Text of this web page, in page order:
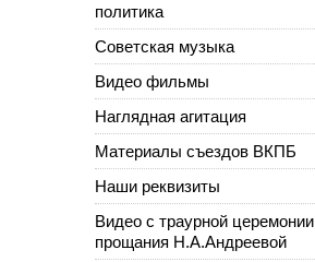
политика
Советская музыка
Видео фильмы
Наглядная агитация
Материалы съездов ВКПБ
Наши реквизиты
Видео с траурной церемонии
прощания Н.А.Андреевой